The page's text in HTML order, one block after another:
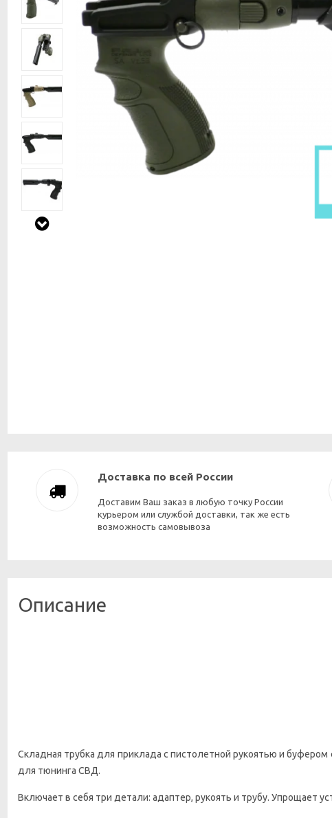
Доставка по всей России
Доставим Ваш заказ в любую точку России
курьером или службой доставки, так же есть
возможность самовывоза
Описание
Складная трубка для приклада с пистолетной рукоятью и буфером
для тюнинга СВД.
Включает в себя три детали: адаптер, рукоять и трубу. Упрощает